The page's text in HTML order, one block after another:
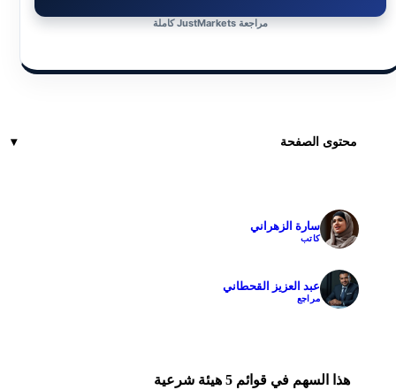
مراجعة JustMarkets كاملة
محتوى الصفحة
سارة الزهراني
كاتب
عبد العزيز القحطاني
مراجع
هذا السهم في قوائم 5 هيئة شرعية